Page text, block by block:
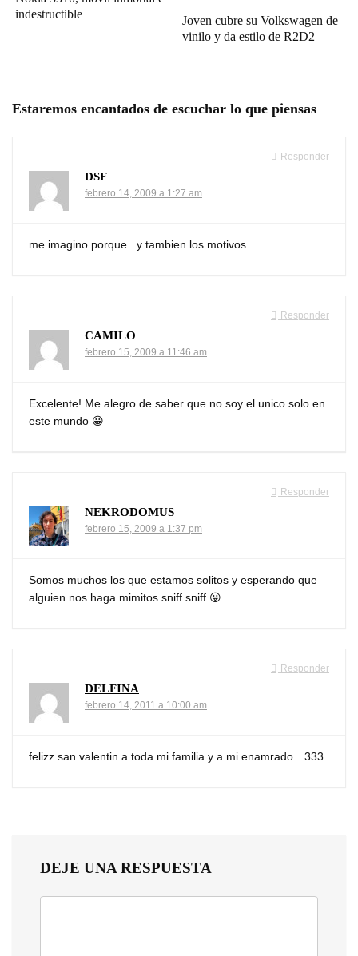
indestructible
Joven cubre su Volkswagen de
vinilo y da estilo de R2D2
Estaremos encantados de escuchar lo que piensas
Responder
DSF
febrero 14, 2009 a 1:27 am
me imagino porque.. y tambien los motivos..
Responder
CAMILO
febrero 15, 2009 a 11:46 am
Excelente! Me alegro de saber que no soy el unico solo en
este mundo 😀
Responder
NEKRODOMUS
febrero 15, 2009 a 1:37 pm
Somos muchos los que estamos solitos y esperando que
alguien nos haga mimitos sniff sniff 😛
Responder
DELFINA
febrero 14, 2011 a 10:00 am
felizz san valentin a toda mi familia y a mi enamrado…333
DEJE UNA RESPUESTA